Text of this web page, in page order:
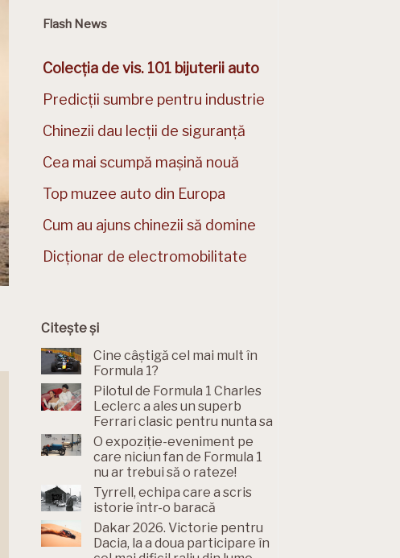
Flash News
Colecția de vis. 101 bijuterii auto
Predicții sumbre pentru industrie
Chinezii dau lecții de siguranță
Cea mai scumpă mașină nouă
Top muzee auto din Europa
Cum au ajuns chinezii să domine
Dicționar de electromobilitate
Citește și
Cine câștigă cel mai mult în
Formula 1?
Pilotul de Formula 1 Charles
Leclerc a ales un superb
Ferrari clasic pentru nunta sa
O expoziție-eveniment pe
care niciun fan de Formula 1
nu ar trebui să o rateze!
Tyrrell, echipa care a scris
istorie într-o baracă
Dakar 2026. Victorie pentru
Dacia, la a doua participare în